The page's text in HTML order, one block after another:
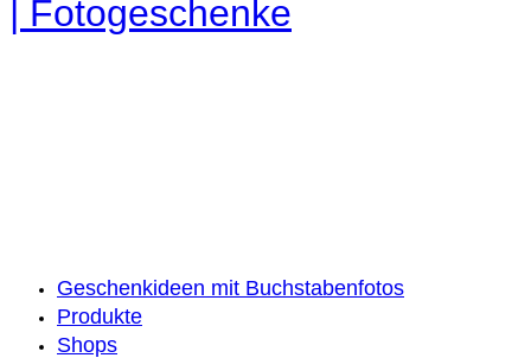
Geschenkideen mit Buchstabenfotos
Produkte
Shops